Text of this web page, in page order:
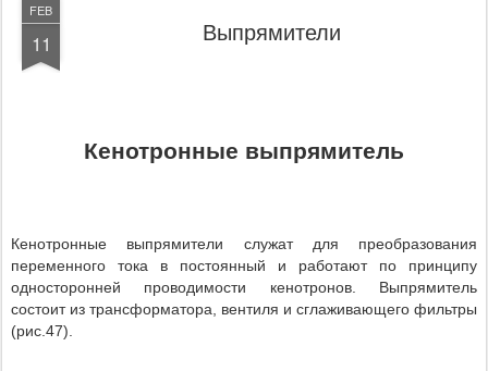
FEB
11 Выпрямители
Кенотронные выпрямитель
Кенотронные выпрямители служат для преобразования
переменного тока в постоянный и работают по принципу
односторонней проводимости кенотронов. Выпрямитель
состоит из трансформатора, вентиля и сглаживающего фильтры
(рис.47).